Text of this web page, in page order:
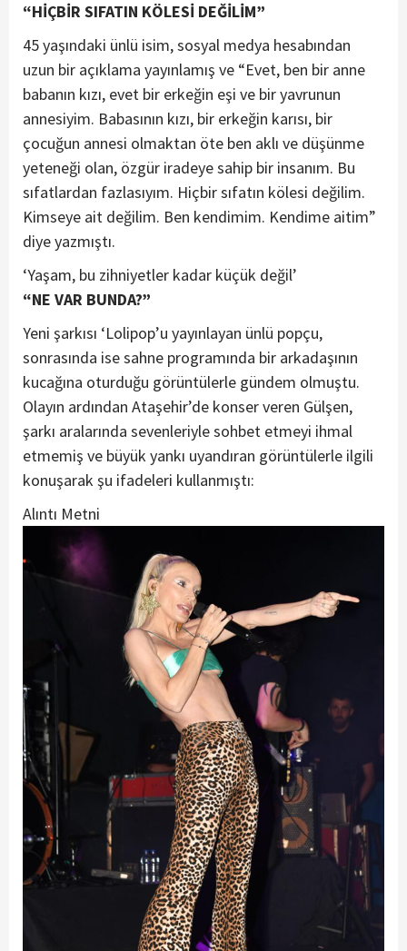
“HİÇBİR SIFATIN KÖLESİ DEĞİLİM”
45 yaşındaki ünlü isim, sosyal medya hesabından
uzun bir açıklama yayınlamış ve “Evet, ben bir anne
babanın kızı, evet bir erkeğin eşi ve bir yavrunun
annesiyim. Babasının kızı, bir erkeğin karısı, bir
çocuğun annesi olmaktan öte ben aklı ve düşünme
yeteneği olan, özgür iradeye sahip bir insanım. Bu
sıfatlardan fazlasıyım. Hiçbir sıfatın kölesi değilim.
Kimseye ait değilim. Ben kendimim. Kendime aitim”
diye yazmıştı.
‘Yaşam, bu zihniyetler kadar küçük değil’
“NE VAR BUNDA?”
Yeni şarkısı ‘Lolipop’u yayınlayan ünlü popçu,
sonrasında ise sahne programında bir arkadaşının
kucağına oturduğu görüntülerle gündem olmuştu.
Olayın ardından Ataşehir’de konser veren Gülşen,
şarkı aralarında sevenleriyle sohbet etmeyi ihmal
etmemiş ve büyük yankı uyandıran görüntülerle ilgili
konuşarak şu ifadeleri kullanmıştı:
Alıntı Metni